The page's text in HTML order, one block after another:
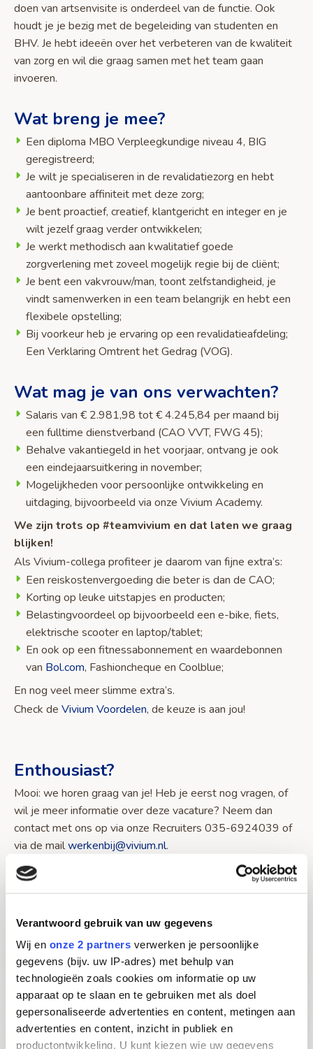
Verantwoord gebruik van uw gegevens
Wij en onze 2 partners verwerken je persoonlijke
gegevens (bijv. uw IP-adres) met behulp van
technologieën zoals cookies om informatie op uw
apparaat op te slaan en te gebruiken met als doel
gepersonaliseerde advertenties en content, metingen aan
advertenties en content, inzicht in publiek en
productontwikkeling. U kunt kiezen wie uw gegevens
doen van artsenvisite is onderdeel van de functie. Ook
houdt je je bezig met de begeleiding van studenten en
BHV. Je hebt ideeën over het verbeteren van de kwaliteit
van zorg en wil die graag samen met het team gaan
invoeren.
Wat breng je mee?
Een diploma MBO Verpleegkundige niveau 4, BIG
geregistreerd;
Je wilt je specialiseren in de revalidatiezorg en hebt
aantoonbare affiniteit met deze zorg;
Je bent proactief, creatief, klantgericht en integer en je
wilt jezelf graag verder ontwikkelen;
Je werkt methodisch aan kwalitatief goede
zorgverlening met zoveel mogelijk regie bij de cliënt;
Je bent een vakvrouw/man, toont zelfstandigheid, je
vindt samenwerken in een team belangrijk en hebt een
flexibele opstelling;
Bij voorkeur heb je ervaring op een revalidatieafdeling;
Een Verklaring Omtrent het Gedrag (VOG).
Wat mag je van ons verwachten?
Salaris van € 2.981,98 tot € 4.245,84 per maand bij
een fulltime dienstverband (CAO VVT, FWG 45);
Behalve vakantiegeld in het voorjaar, ontvang je ook
een eindejaarsuitkering in november;
Mogelijkheden voor persoonlijke ontwikkeling en
uitdaging, bijvoorbeeld via onze Vivium Academy.
We zijn trots op #teamvivium en dat laten we graag
blijken!
Als Vivium-collega profiteer je daarom van fijne extra’s:
Een reiskostenvergoeding die beter is dan de CAO;
Korting op leuke uitstapjes en producten;
Belastingvoordeel op bijvoorbeeld een e-bike, fiets,
elektrische scooter en laptop/tablet;
En ook op een fitnessabonnement en waardebonnen
van Bol.com, Fashioncheque en Coolblue;
En nog veel meer slimme extra’s.
Check de Vivium Voordelen, de keuze is aan jou!
Enthousiast?
Mooi: we horen graag van je! Heb je eerst nog vragen, of
wil je meer informatie over deze vacature? Neem dan
contact met ons op via onze Recruiters 035-6924039 of
via de mailwerkenbij@vivium.nl.
Ben je er al uit? Fijn: druk op de roze knop en vertel ons
kort wat je als Verpleegkundige bij ons wilt toevoegen.
Over werken als Verpleegkundige/HBO-V
bij Vivium
Locatie Vivium Naarderheem